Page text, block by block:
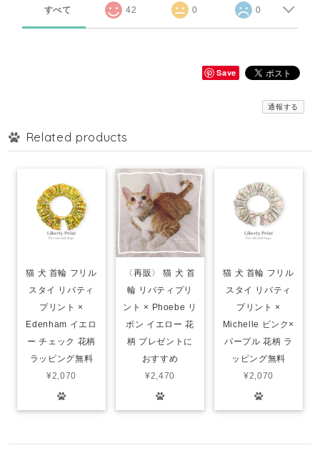
すべて 42 0 0
Save
通報する
Related products
猫 犬 首輪 フリル
スタイ リバティ
プリント ×
Edenham イエロ
ー チェック 花柄
ラッピング無料
¥2,070
〈再販〉 猫 犬 首
輪 リバティプリ
ント × Phoebe リ
ボン イエロー 花
柄 プレゼントに
おすすめ
¥2,470
猫 犬 首輪 フリル
スタイ リバティ
プリント ×
Michelle ピンク×
パープル 花柄 ラ
ッピング無料
¥2,070